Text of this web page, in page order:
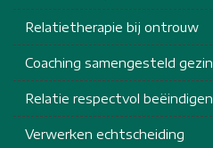
Relatietherapie bij ontrouw
Coaching samengesteld gezin
Relatie respectvol beëindigen
Verwerken echtscheiding